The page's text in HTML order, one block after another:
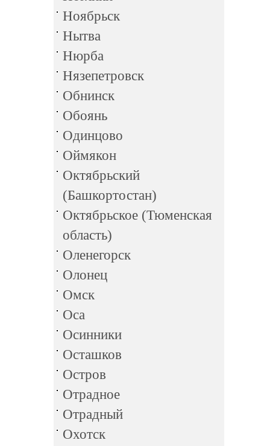
Ноябрьск
Нытва
Нюрба
Нязепетровск
Обнинск
Обоянь
Одинцово
Оймякон
Октябрьский
(Башкортостан)
Октябрьское (Тюменская
область)
Оленегорск
Олонец
Омск
Оса
Осинники
Осташков
Остров
Отрадное
Отрадный
Охотск